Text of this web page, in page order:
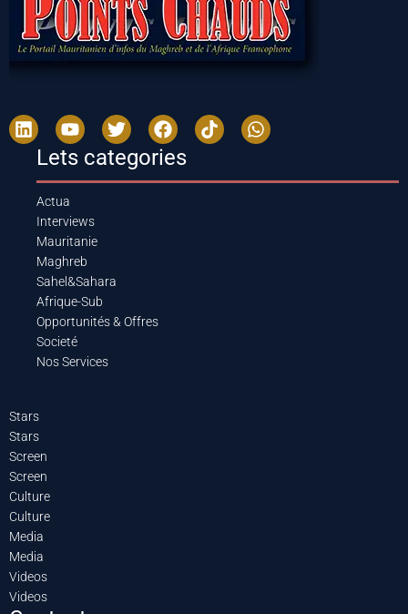
Lets categories
Actua
Interviews
Mauritanie
Maghreb
Sahel&Sahara
Afrique-Sub
Opportunités & Offres
Societé
Nos Services
Stars
Stars
Screen
Screen
Culture
Culture
Media
Media
Videos
Videos